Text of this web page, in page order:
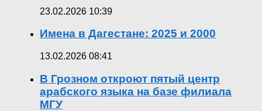
23.02.2026 10:39
Имена в Дагестане: 2025 и 2000
13.02.2026 08:41
В Грозном откроют пятый центр
арабского языка на базе филиала
МГУ